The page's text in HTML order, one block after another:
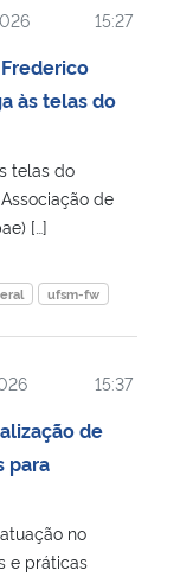
15:27
às telas do
telas do
de
[…]
ufsm-fw
15:37
de
para
no
e práticas